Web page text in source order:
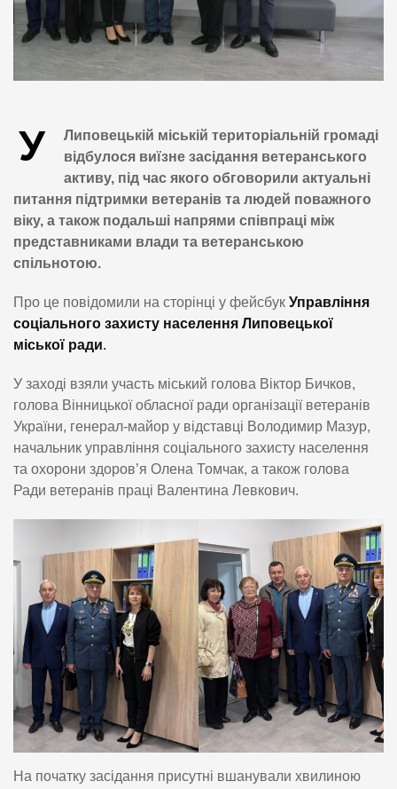
У
Липовецькій міській територіальній громаді
відбулося виїзне засідання ветеранського
активу, під час якого обговорили актуальні
питання підтримки ветеранів та людей поважного
віку, а також подальші напрями співпраці між
представниками влади та ветеранською
спільнотою.
Про це повідомили на сторінці у фейсбук Управління
соціального захисту населення Липовецької
міської ради.
У заході взяли участь міський голова Віктор Бичков,
голова Вінницької обласної ради організації ветеранів
України, генерал-майор у відставці Володимир Мазур,
начальник управління соціального захисту населення
та охорони здоров’я Олена Томчак, а також голова
Ради ветеранів праці Валентина Левкович.
На початку засідання присутні вшанували хвилиною